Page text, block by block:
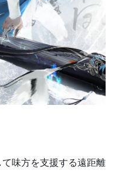
味方を支援する遠距離